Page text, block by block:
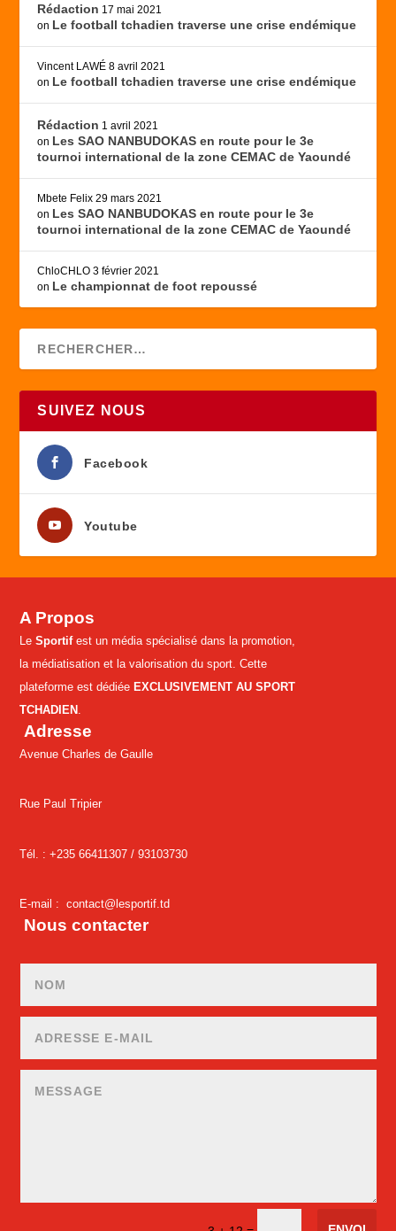
Rédaction 17 mai 2021
on Le football tchadien traverse une crise endémique
Vincent LAWÉ 8 avril 2021
on Le football tchadien traverse une crise endémique
Rédaction 1 avril 2021
on Les SAO NANBUDOKAS en route pour le 3e
tournoi international de la zone CEMAC de Yaoundé
Mbete Felix 29 mars 2021
on Les SAO NANBUDOKAS en route pour le 3e
tournoi international de la zone CEMAC de Yaoundé
ChloCHLO 3 février 2021
on Le championnat de foot repoussé
SUIVEZ NOUS
Facebook
Youtube
A Propos
LeSportifest un média spécialisé dans la promotion,
la médiatisation et la valorisation du sport. Cette
plateforme est dédiée EXCLUSIVEMENT AU SPORT
TCHADIEN
Adresse
Avenue Charles de Gaulle
Rue Paul Tripier
Tél. : +235 66411307 /93103730
E-mail :contact@lesportif.td
Nous contacter